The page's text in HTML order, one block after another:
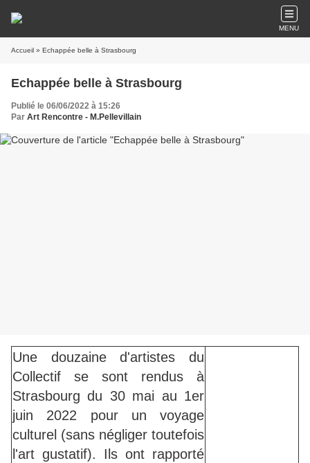
MENU
Accueil » Echappée belle à Strasbourg
Echappée belle à Strasbourg
Publié le 06/06/2022 à 15:26
Par Art Rencontre - M.Pellevillain
Une douzaine d'artistes du
Collectif se sont rendus à
Strasbourg du 30 mai au 1er
juin 2022 pour un voyage
culturel (sans négliger toutefois
l'art gustatif). Ils ont rapporté